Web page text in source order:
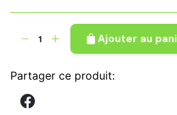
d’oreilles
en
Ajouter au
Partager ce produit: